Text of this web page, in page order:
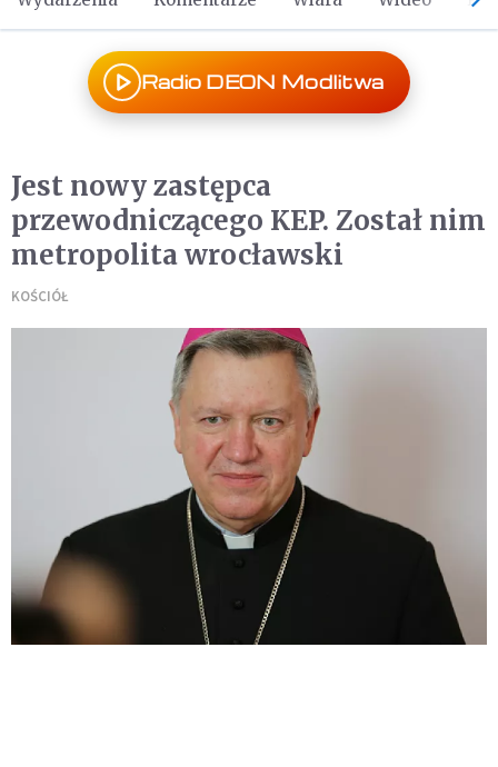
Radio DEON Modlitwa
Jest nowy zastępca
przewodniczącego KEP. Został nim
metropolita wrocławski
KOŚCIÓŁ